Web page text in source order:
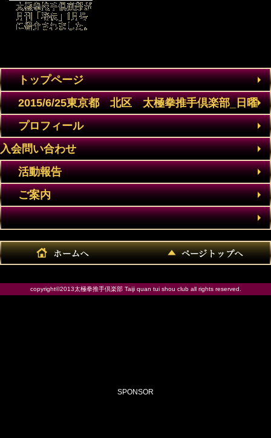
トップページ
2015/6/25東京都 北区 太極拳推手倶楽部_日曜
教室日曜13時～15時 募集中東京都 北区 太極
拳推手倶楽部＿金曜教室募集中金曜13時から15時
内容：太極拳と推手気軽にお問い合わせくださ
い。suisyu01@yahoo.co.jp太極拳と推手をバラ
としての太極拳の動きです。そこには呼吸や重心
功としても機能しません。套路と推手を共に勉強
ます。会長 江口 博090-9306-
プロフィール
入会問い合わせ
活動報告
ご案内
copyright©2013太極拳推手倶楽部 Taiji quan tui shou club all rights reserved.
SPONSOR